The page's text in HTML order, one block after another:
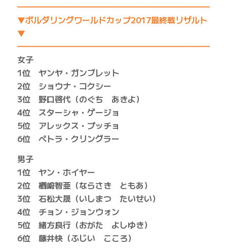
▼ボルダリングワールドカップ2017最終戦リザルト
▼
女子
1位 ヤンヤ・ガンブレット
2位 ショウナ・コクシー
3位 野口啓代（のぐち あきよ）
4位 スターシャ・ゲージョ
5位 アレックス・プッチョ
6位 ペトラ・クリングラー
男子
1位 ヤン・ホイヤー
2位 楢﨑智亜（ならさき ともあ）
3位 石松大晟（いしまつ たいせい）
4位 チョン・ジョンウォン
5位 緒方良行（おがた よしゆき）
6位 藤井快（ふじい こころ）